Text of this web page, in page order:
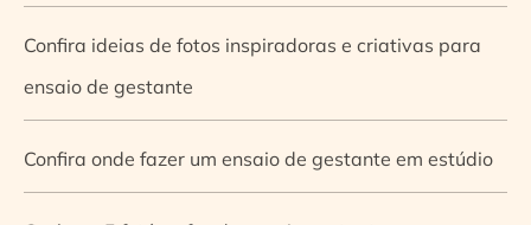
Confira ideias de fotos inspiradoras e criativas para
ensaio de gestante
Confira onde fazer um ensaio de gestante em estúdio